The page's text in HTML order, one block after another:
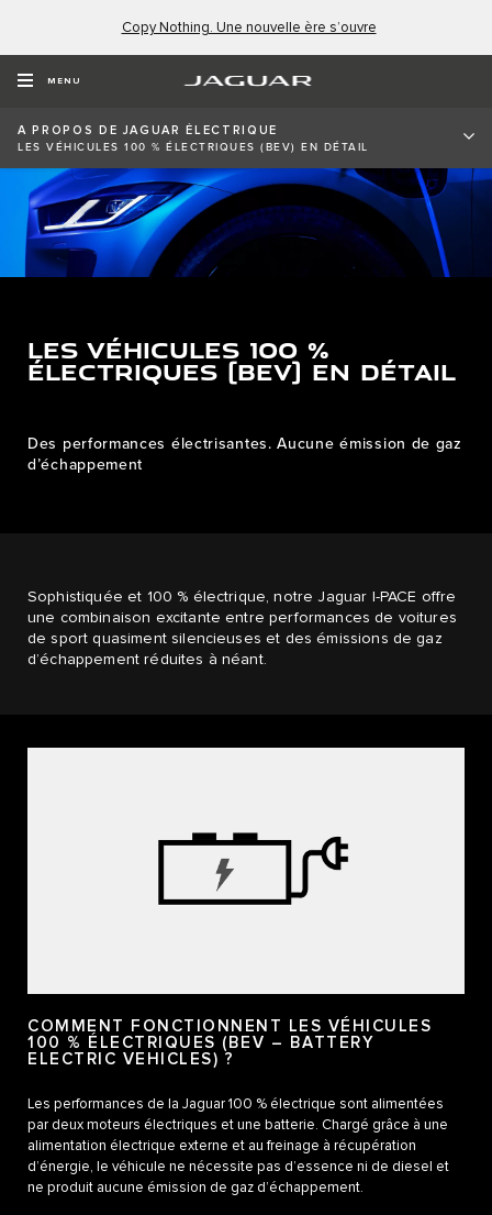
Copy Nothing. Une nouvelle ère s’ouvre
MENU
A PROPOS DE JAGUAR ÉLECTRIQUE
LES VÉHICULES 100 % ÉLECTRIQUES (BEV) EN DÉTAIL
LES VÉHICULES 100 %
ÉLECTRIQUES (BEV) EN DÉTAIL
Des performances électrisantes. Aucune émission de gaz
d’échappement
Sophistiquée et 100 % électrique, notre Jaguar I-PACE offre
une combinaison excitante entre performances de voitures
de sport quasiment silencieuses et des émissions de gaz
d’échappement réduites à néant.
COMMENT FONCTIONNENT LES VÉHICULES
100 % ÉLECTRIQUES (BEV – BATTERY
ELECTRIC VEHICLES) ?
Les performances de la Jaguar 100 % électrique sont alimentées
par deux moteurs électriques et une batterie. Chargé grâce à une
alimentation électrique externe et au freinage à récupération
d’énergie, le véhicule ne nécessite pas d’essence ni de diesel et
ne produit aucune émission de gaz d’échappement.